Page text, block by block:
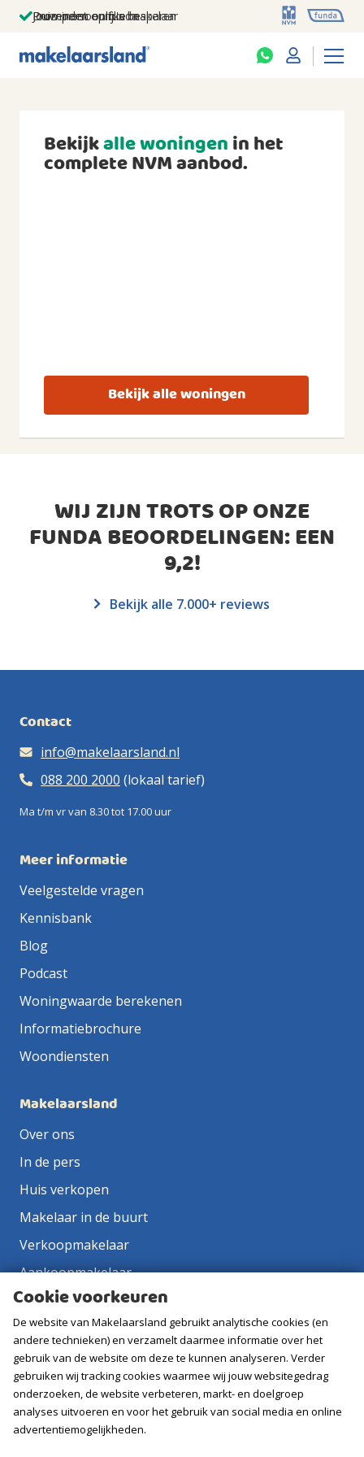
Jouw persoonlijke makelaar
Duizenden euro's besparen
Prominent op funda
Bekijkalle woningenin het
complete NVM aanbod.
Bekijk alle woningen
WIJ ZIJN TROTS OP ONZE
FUNDA BEOORDELINGEN: EEN
9,2!
Bekijk alle 7.000+ reviews
Contact
info@makelaarsland.nl
088 200 2000 (lokaal tarief)
Ma t/m vr van 8.30 tot 17.00 uur
Meer informatie
Veelgestelde vragen
Kennisbank
Blog
Podcast
Woningwaarde berekenen
Informatiebrochure
Woondiensten
Makelaarsland
Over ons
In de pers
Huis verkopen
Makelaar in de buurt
Verkoopmakelaar
Aankoopmakelaar
Contact
Vacatures
Volg ons
Cookie voorkeuren
De website van Makelaarsland gebruikt analytische cookies (en
andere technieken) en verzamelt daarmee informatie over het
gebruik van de website om deze te kunnen analyseren. Verder
gebruiken wij tracking cookies waarmee wij jouw websitegedrag
onderzoeken, de website verbeteren, markt- en doelgroep
analyses uitvoeren en voor het gebruik van social media en online
advertentiemogelijkheden.